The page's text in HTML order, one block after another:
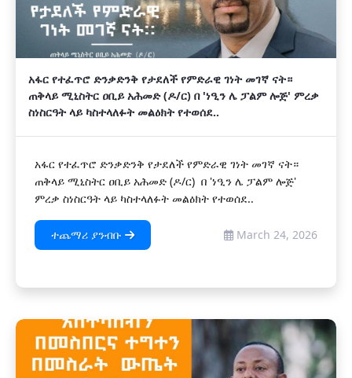
አፋር የተፈጥሮ ድንቃድንቅ የታደለች የምድራዊ ገነት መገኛ ናት።
ጠቅላይ ሚኒስትር ዐቢይ አሕመድ (ዶ/ር) በ 'ነዒን ሌ ፓልም ሎጅ' ምረቃ
ስነስርዓት ላይ ካስተላለፉት መልዕክት የተወሰደ..
አፋር የተፈጥሮ ድንቃድንቅ የታደለች የምድራዊ ገነት መገኛ ናት።
ጠቅላይ ሚኒስትር ዐቢይ አሕመድ (ዶ/ር) በ 'ነዒን ሌ ፓልም ሎጅ'
ምረቃ ስነስርዓት ላይ ካስተላለፉት መልዕክት የተወሰደ..
ተጨማሪ ያንብቡ March 24, 2026